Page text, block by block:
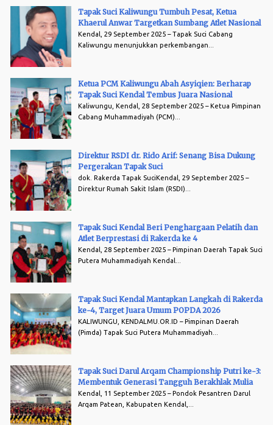
Tapak Suci Kaliwungu Tumbuh Pesat, Ketua
Khaerul Anwar Targetkan Sumbang Atlet Nasional
Kendal, 29 September 2025 – Tapak Suci Cabang
Kaliwungu menunjukkan perkembangan...
Ketua PCM Kaliwungu Abah Asyiqien: Berharap
Tapak Suci Kendal Tembus Juara Nasional
Kaliwungu, Kendal, 28 September 2025 – Ketua Pimpinan
Cabang Muhammadiyah (PCM)...
Direktur RSDI dr. Rido Arif: Senang Bisa Dukung
Pergerakan Tapak Suci
dok. Rakerda Tapak SuciKendal, 29 September 2025 –
Direktur Rumah Sakit Islam (RSDI)...
Tapak Suci Kendal Beri Penghargaan Pelatih dan
Atlet Berprestasi di Rakerda ke 4
Kendal, 28 September 2025 – Pimpinan Daerah Tapak Suci
Putera Muhammadiyah Kendal...
Tapak Suci Kendal Mantapkan Langkah di Rakerda
ke-4, Target Juara Umum POPDA 2026
KALIWUNGU, KENDALMU.OR.ID – Pimpinan Daerah
(Pimda) Tapak Suci Putera Muhammadiyah...
Tapak Suci Darul Arqam Championship Putri ke-3:
Membentuk Generasi Tangguh Berakhlak Mulia
Kendal, 11 September 2025 – Pondok Pesantren Darul
Arqam Patean, Kabupaten Kendal,...